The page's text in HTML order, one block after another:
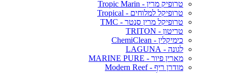
טרופיק מרין - Tropic Marin
טרופיקל למלוחים - Tropical
טרופיקל מרין סנטר - TMC
טריטון - TRITON
כימיקלין - ChemiClean
לגונה - LAGUNA
מארין פיור - MARINE PURE
מודרן ריף - Modern Reef